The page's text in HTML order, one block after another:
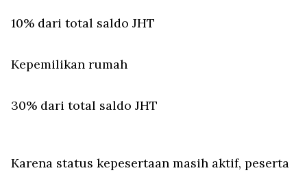
10% dari total saldo JHT
Kepemilikan rumah
30% dari total saldo JHT
Karena status kepesertaan masih aktif, peserta